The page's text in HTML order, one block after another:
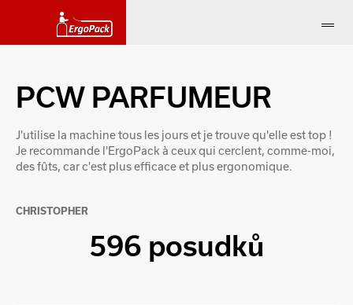
PCW PARFUMEUR
J'utilise la machine tous les jours et je trouve qu'elle est top !
Je recommande l'ErgoPack à ceux qui cerclent, comme-moi,
des fûts, car c'est plus efficace et plus ergonomique.
CHRISTOPHER
596 posudků